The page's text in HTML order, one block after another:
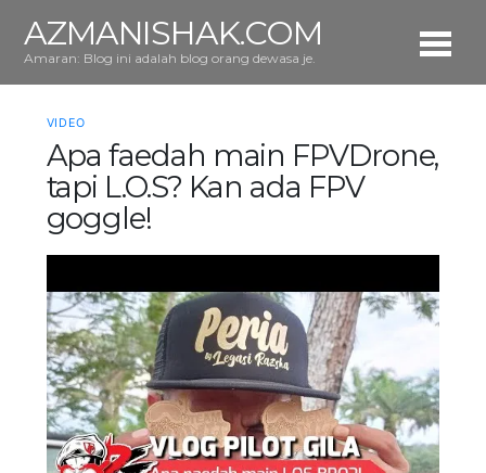
AZMANISHAK.COM
Amaran: Blog ini adalah blog orang dewasa je.
VIDEO
Apa faedah main FPVDrone,
tapi L.O.S? Kan ada FPV
goggle!